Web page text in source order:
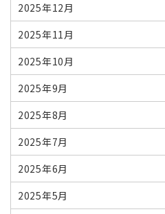
2025年12月
2025年11月
2025年10月
2025年9月
2025年8月
2025年7月
2025年6月
2025年5月